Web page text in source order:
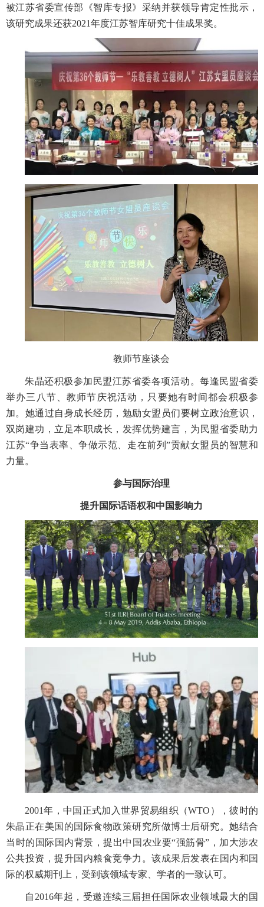
被江苏省委宣传部《智库专报》采纳并获领导肯定性批示，
该研究成果还获2021年度江苏智库研究十佳成果奖。
教师节座谈会
朱晶还积极参加民盟江苏省委各项活动。每逢民盟省委
举办三八节、教师节庆祝活动，只要她有时间都会积极参
加。她通过自身成长经历，勉励女盟员们要树立政治意识，
双岗建功，立足本职成长，发挥优势建言，为民盟省委助力
江苏“争当表率、争做示范、走在前列”贡献女盟员的智慧和
力量。
参与国际治理
提升国际话语权和中国影响力
2001年，中国正式加入世界贸易组织（WTO），彼时的
朱晶正在美国的国际食物政策研究所做博士后研究。她结合
当时的国际国内背景，提出中国农业要“强筋骨”，加大涉农
公共投资，提升国内粮食竞争力。该成果后发表在国内和国
际的权威期刊上，受到该领域专家、学者的一致认可。
自2016年起，受邀连续三届担任国际农业领域最大的国